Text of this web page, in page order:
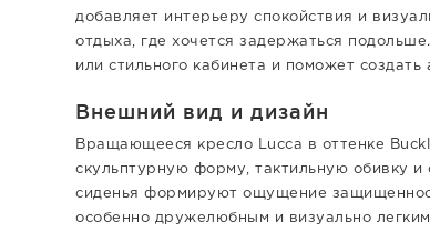
добавляет интерьеру спокойствия и
отдыха, где хочется задержаться
или стильного кабинета и поможет
Внешний вид и дизайн
Вращающееся кресло Lucca в оттенке
скульптурную форму, тактильную обивку
сиденья формируют ощущение
особенно дружелюбным и визуально